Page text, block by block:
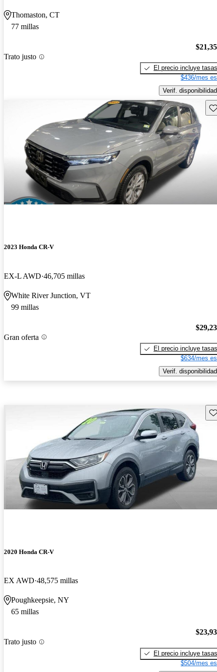
Thomaston, CT
77 millas
Trato justo
El precio incluye tasas
$436/mes
Verif. disponibilidad
2023 Honda CR-V
EX-L AWD 46,705 millas
White River Junction, VT
99 millas
Gran oferta
El precio incluye tasas
$634/mes
Verif. disponibilidad
2020 Honda CR-V
EX AWD 48,575 millas
Poughkeepsie, NY
65 millas
Trato justo
El precio incluye tasas
$504/mes